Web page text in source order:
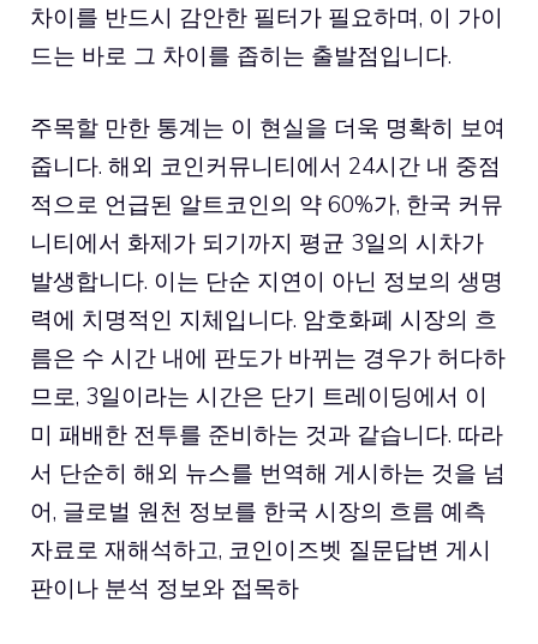
차이를 반드시 감안한 필터가 필요하며, 이 가이
드는 바로 그 차이를 좁히는 출발점입니다.
주목할 만한 통계는 이 현실을 더욱 명확히 보여
줍니다. 해외 코인커뮤니티에서 24시간 내 중점
적으로 언급된 알트코인의 약 60%가, 한국 커뮤
니티에서 화제가 되기까지 평균 3일의 시차가
발생합니다. 이는 단순 지연이 아닌 정보의 생명
력에 치명적인 지체입니다. 암호화폐 시장의 흐
름은 수 시간 내에 판도가 바뀌는 경우가 허다하
므로, 3일이라는 시간은 단기 트레이딩에서 이
미 패배한 전투를 준비하는 것과 같습니다. 따라
서 단순히 해외 뉴스를 번역해 게시하는 것을 넘
어, 글로벌 원천 정보를 한국 시장의 흐름 예측
자료로 재해석하고, 코인이즈벳 질문답변 게시
판이나 분석 정보와 접목하